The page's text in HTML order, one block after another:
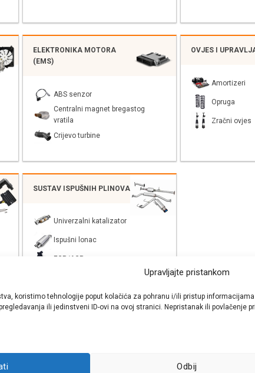
Upravljajte pristankom
koristimo tehnologije poput kolačića za pohranu i/ili pristup
ili jedinstveni ID-ovi na ovoj stranici. Nepristanak ili povlačenje
Odbij
ELEKTRONIKA MOTORA
(EMS)
ABS senzor
Centralni magnet bregastog
vratila
Crijevo turbine
OVJES I
Amortizeri
Opruga
Zračni ovjes
SUSTAV ISPUŠNIH PLINOVA
Univerzalni katalizator
Ispušni lonac
EGR/AGR
- Auto Krešo - preko 200 svjetski poznatih i priznatih
dijelova za sve vrste i tipove osobnih i lakih teretnih vozila.